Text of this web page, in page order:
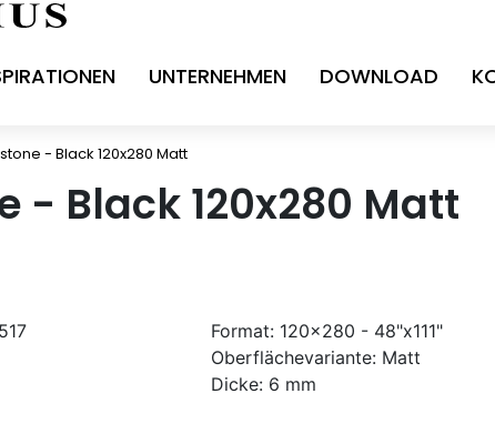
UNTERNEHMEN DOWNLOAD
- Black 120x280 Matt
- Black 120x280 Matt
Format: 120x280 - 48"x111"
Oberflächevariante: Matt
Dicke: 6 mm